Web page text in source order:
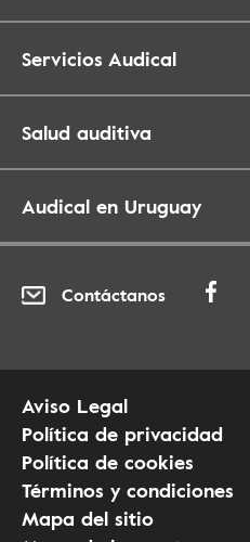
Servicios Audical
Salud auditiva
Audical en Uruguay
Contáctanos
Aviso Legal
Política de privacidad
Política de cookies
Términos y condiciones
Mapa del sitio